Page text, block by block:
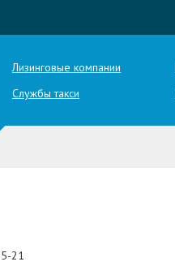
Лизинговые компании
Службы такси
21